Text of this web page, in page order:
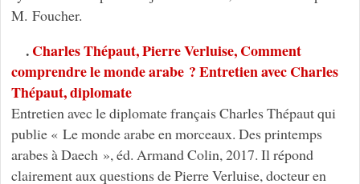
M. Foucher.
.Charles Thépaut, Pierre Verluise, Comment
comprendre le monde arabe ? Entretien avec Charles
Thépaut, diplomate
Entretien avec le diplomate français Charles Thépaut qui
publie « Le monde arabe en morceaux. Des printemps
arabes à Daech », éd. Armand Colin, 2017. Il répond
clairement aux questions de Pierre Verluise, docteur en